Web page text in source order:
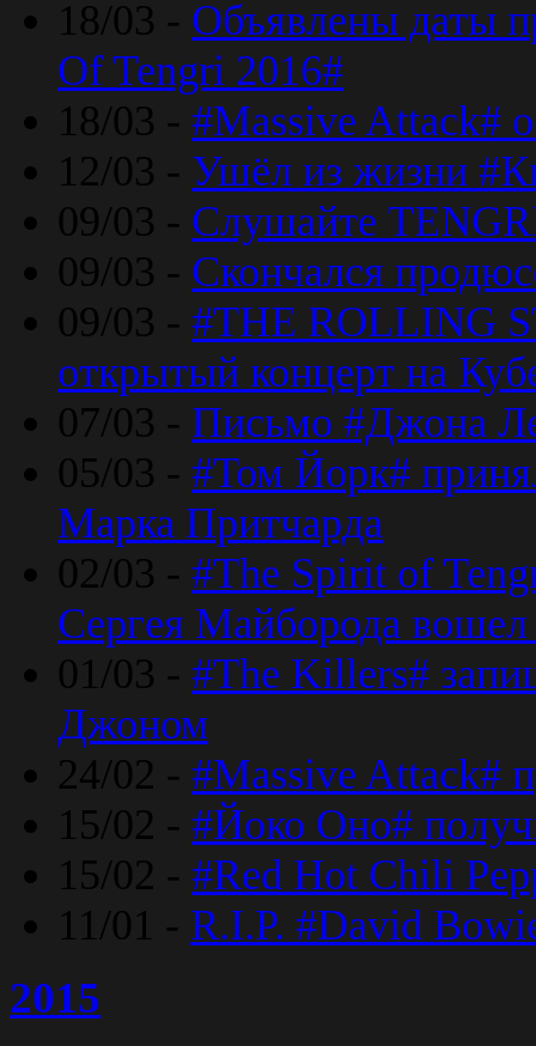
18/03 - Объявлены даты
Of Tengri 2016#
18/03 - #Massive Attack#
12/03 - Ушёл из жизни
09/03 - Слушайте
09/03 - Скончался
09/03 - #THE ROLLING
открытый концерт на
07/03 - Письмо #Джона
05/03 - #Том Йорк#
Марка Притчарда
02/03 - #The Spirit of
Сергея Майборода
01/03 - #The Killers#
Джоном
24/02 - #Massive Attack#
15/02 - #Йоко Оно#
15/02 - #Red Hot Chili
11/01 - R.I.P. #David
2015